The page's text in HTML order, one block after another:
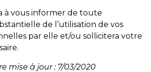
à vous informer de toute
de l’utilisation de vos
par elle et/ou sollicitera votre
mise à jour : 7/03/2020